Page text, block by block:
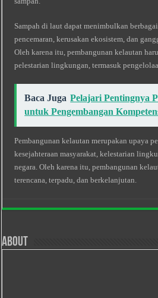
Sampah di laut dapat menimbulkan
pencemaran, kerusakan ekosistem, dan
Oleh karena itu, pembangunan kelautan
pelestarian lingkungan, termasuk
Baca Juga Pelajari Pentingnya
untuk Pengembangan
Pembangunan kelautan merupakan upaya
kesejahteraan masyarakat, kelestarian
negara. Oleh karena itu, pembangunan
terencana, terpadu, dan berkelanjutan.
About